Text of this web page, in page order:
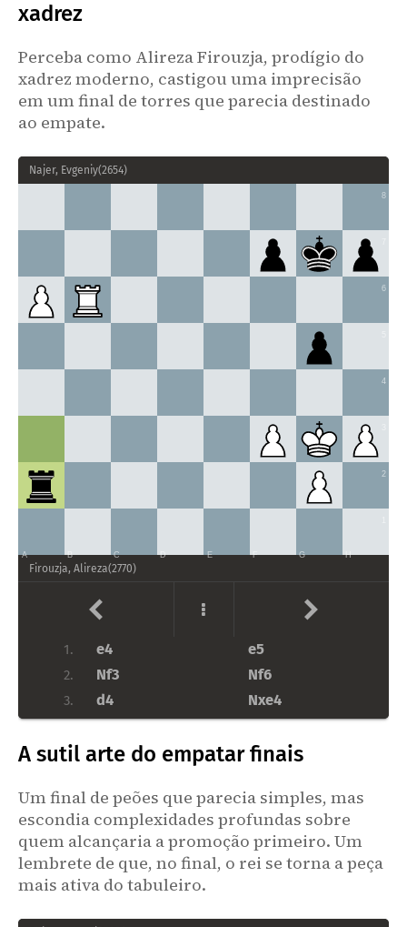
xadrez
Perceba como Alireza Firouzja, prodígio do
xadrez moderno, castigou uma imprecisão
em um final de torres que parecia destinado
ao empate.
Najer, Evgeniy(2654)
2
4
6
8
A B C D E F G H
Firouzja, Alireza(2770)
1. e4 e5
2. Nf3 Nf6
3. d4 Nxe4
4. dxe5 d5
5. Nbd2 Nxd2
7. c3 c5
8. Bd3 Nc6
O-O Bg4
10. Re1
A sutil arte do empatar finais
Um final de peões que parecia simples, mas
escondia complexidades profundas sobre
quem alcançaria a promoção primeiro. Um
lembrete de que, no final, o rei se torna a peça
mais ativa do tabuleiro.